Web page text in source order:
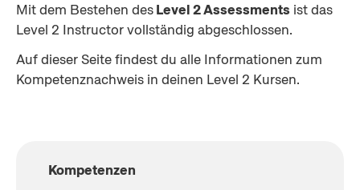
Mit dem Bestehen des Level 2 Assessments ist das
Level 2 Instructor vollständig abgeschlossen.
Auf dieser Seite findest du alle Informationen zum
Kompetenznachweis in deinen Level 2 Kursen.
Kompetenzen